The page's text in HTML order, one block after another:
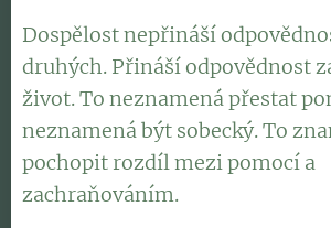
Dospělost nepřináší
druhých. Přináší odpovědnost
život. To neznamená přestat
neznamená být sobecký. To
pochopit rozdíl mezi pomocí a
zachraňováním.